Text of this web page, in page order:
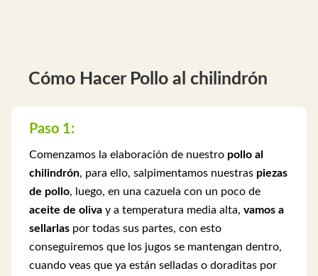
Cómo Hacer Pollo al chilindrón
Paso 1:
Comenzamos la elaboración de nuestro pollo al
chilindrón, para ello, salpimentamos nuestras piezas
de pollo, luego, en una cazuela con un poco de
aceite de oliva y a temperatura media alta, vamos a
sellarlas por todas sus partes, con esto
conseguiremos que los jugos se mantengan dentro,
cuando veas que ya están selladas o doraditas por